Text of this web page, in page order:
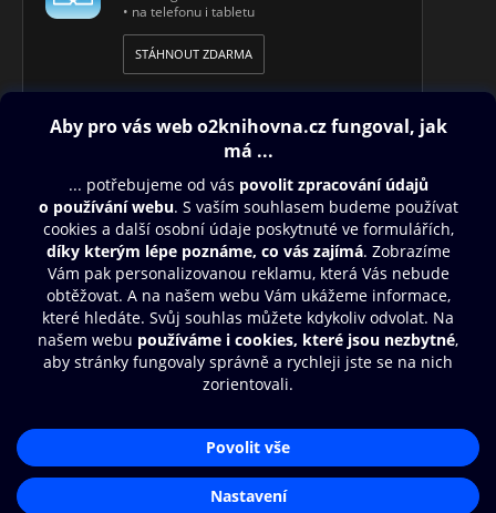
• na telefonu i tabletu
STÁHNOUT ZDARMA
Obsah ke stažení
Moje O2 Knihovna
Další zábava
© O2 Czech Republic a.s.
Zásady zpracování osobních údajůAplikace O2 Knihovna
Čti a poslouchej své e-knihy a